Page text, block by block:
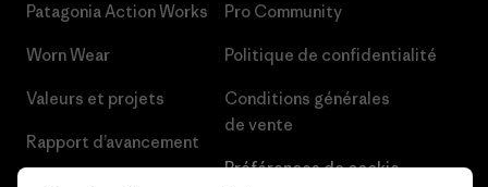
Patagonia Action Works
Worn Wear
Valeurs et projets
Rapport d’avancement
Pro Community
Politique de confidentialité
Conditions générales
de vente
Préférences de cookie